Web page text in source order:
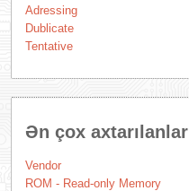
Adressing
Dublicate
Tentative
Ən çox axtarılanlar
Vendor
ROM - Read-only Memory